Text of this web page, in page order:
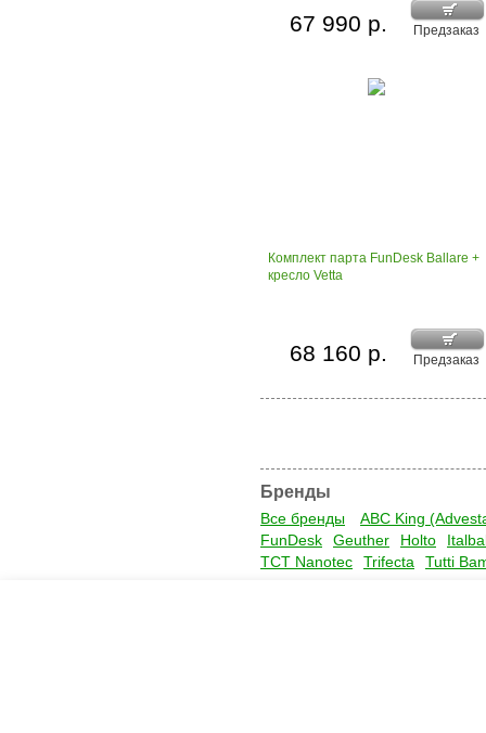
Предзаказ
67 990 р.
Комплект парта FunDesk Ballare +
кресло Vetta
Предзаказ
68 160 р.
Бренды
Все бренды
ABC King
FunDesk
Geuther Holto
TCT Nanotec
Trifecta Tutti